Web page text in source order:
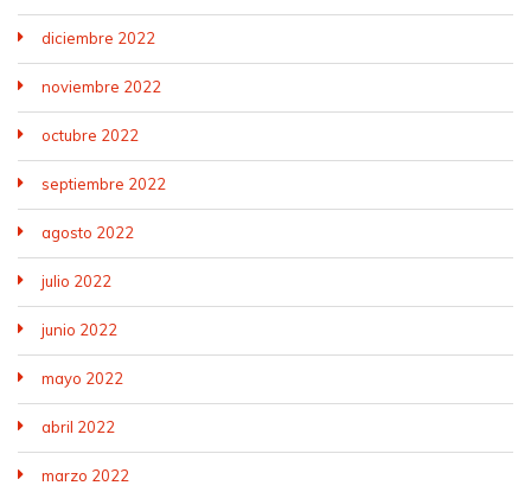
diciembre 2022
noviembre 2022
octubre 2022
septiembre 2022
agosto 2022
julio 2022
junio 2022
mayo 2022
abril 2022
marzo 2022